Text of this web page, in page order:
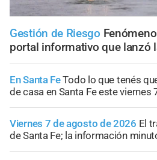
Gestión de Riesgo
portal informativo que lanzó
En Santa FeTodo lo que tenés
de casa en Santa Fe este viernes
Viernes 7 de agosto de 2026 El
de Santa Fe; la información